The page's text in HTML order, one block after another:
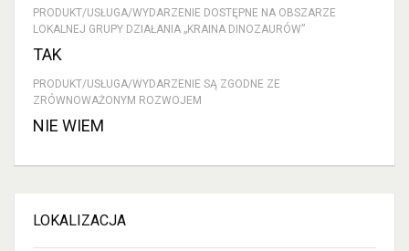
PRODUKT/USŁUGA/WYDARZENIE DOSTĘPNE NA OBSZARZE
LOKALNEJ GRUPY DZIAŁANIA „KRAINA DINOZAURÓW”
TAK
PRODUKT/USŁUGA/WYDARZENIE SĄ ZGODNE ZE
ZRÓWNOWAŻONYM ROZWOJEM
NIE WIEM
LOKALIZACJA